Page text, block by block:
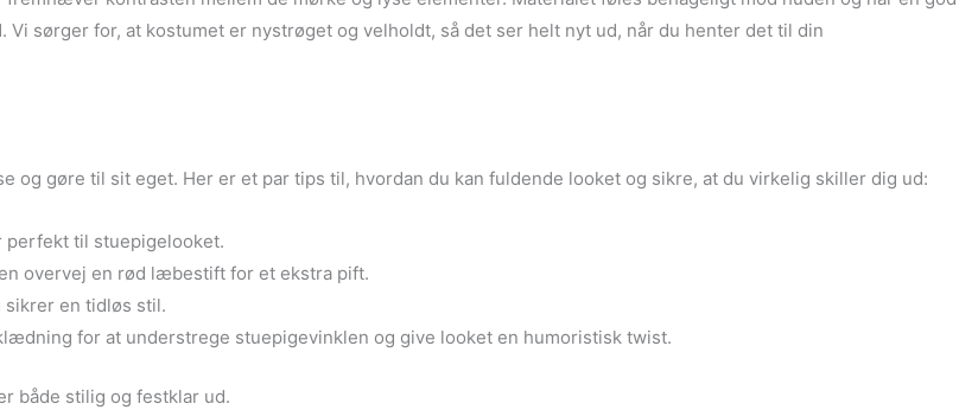
sørger for, at kostumet er nystrøget og velholdt, så det ser helt nyt ud, når du henter det til din
og gøre til sit eget. Her er et par tips til, hvordan du kan fuldende looket og sikre, at du virkelig skiller dig ud:
perfekt til stuepigelooket.
overvej en rød læbestift for et ekstra pift.
en tidløs stil.
for at understrege stuepigevinklen og give looket en humoristisk twist.
både stilig og festklar ud.